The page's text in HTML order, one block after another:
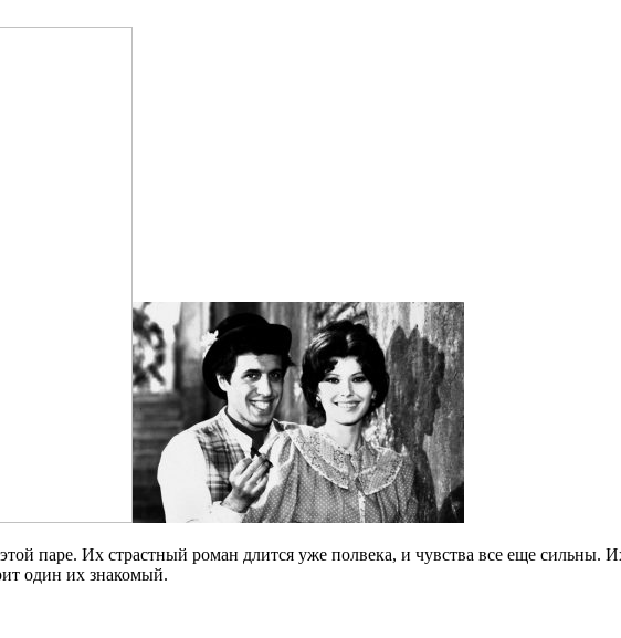
паре. Их страстный роман длится уже полвека, и чувства все еще сильны.
один их знакомый.